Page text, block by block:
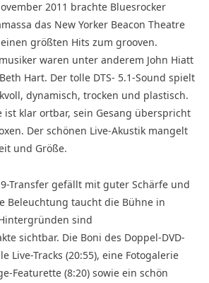
2011 brachte Bluesrocker
das New Yorker Beacon Theatre
größten Hits zum grooven.
waren unter anderem John Hiatt
Hart. Der tolle DTS- 5.1-Sound spielt
dynamisch, trocken und plastisch.
ist klar ortbar, sein Gesang überspricht
Der schönen Live-Akustik mangelt
und Größe.
Transfer gefällt mit guter Schärfe und
Beleuchtung taucht die Bühne in
sind
sichtbar. Die Boni des Doppel-DVD-
Live-Tracks (20:55), eine Fotogalerie
Featurette (8:20) sowie ein schön